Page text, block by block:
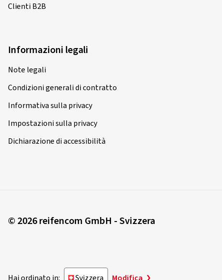
Clienti B2B
Informazioni legali
Note legali
Condizioni generali di contratto
Informativa sulla privacy
Impostazioni sulla privacy
Dichiarazione di accessibilità
© 2026 reifencom GmbH - Svizzera
Hai ordinato in: Svizzera Modifica